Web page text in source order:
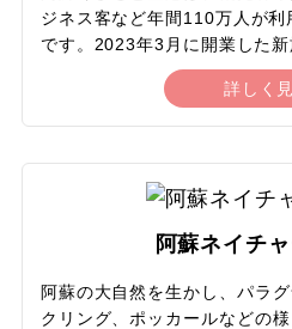
ジネス客など年間110万人が利
です。2023年3月に開業した新
内線と国際線のターミナルビ
器の導入により搭乗手続きに
客の利便性が向上しました。
の50倍に拡張された、保安検
ア。熊本名物をそろえたフー
気店を集めたデパ地下ゾーン
前まで買い物やグルメを存分
詳しく
阿蘇ネイチ
阿蘇の大自然を生かし、パラ
クリング、ポッカールなどの